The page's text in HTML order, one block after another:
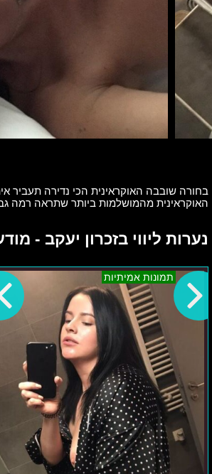
בחורה שובבה האוקראינית הכי נדירה
האוקראינית מהמושלמות ביותר שתראה רמה
נערות ליווי בזכרון יעקב -
תמונות אמיתיות בצפון
ישראל
אווה